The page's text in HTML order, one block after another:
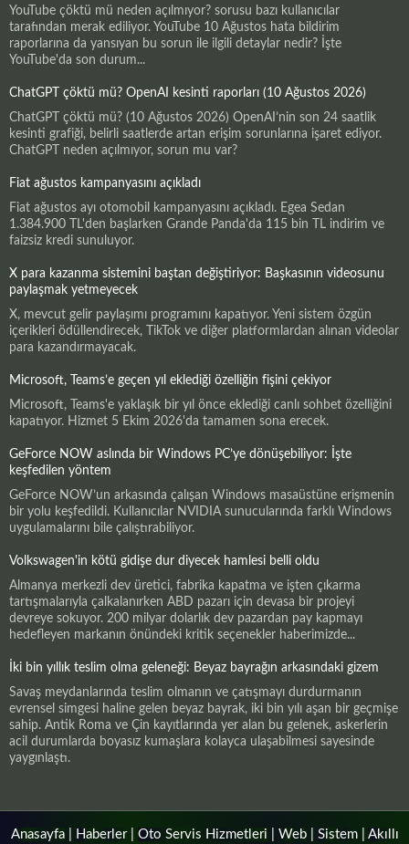
YouTube çöktü mü neden açılmıyor? sorusu bazı kullanıcılar
tarafından merak ediliyor. YouTube 10 Ağustos hata bildirim
raporlarına da yansıyan bu sorun ile ilgili detaylar nedir? İşte
YouTube'da son durum...
ChatGPT çöktü mü? OpenAI kesinti raporları (10 Ağustos 2026)
ChatGPT çöktü mü? (10 Ağustos 2026) OpenAI’nin son 24 saatlik
kesinti grafiği, belirli saatlerde artan erişim sorunlarına işaret ediyor.
ChatGPT neden açılmıyor, sorun mu var?
Fiat ağustos kampanyasını açıkladı
Fiat ağustos ayı otomobil kampanyasını açıkladı. Egea Sedan
1.384.900 TL'den başlarken Grande Panda'da 115 bin TL indirim ve
faizsiz kredi sunuluyor.
X para kazanma sistemini baştan değiştiriyor: Başkasının videosunu
paylaşmak yetmeyecek
X, mevcut gelir paylaşımı programını kapatıyor. Yeni sistem özgün
içerikleri ödüllendirecek, TikTok ve diğer platformlardan alınan videolar
para kazandırmayacak.
Microsoft, Teams’e geçen yıl eklediği özelliğin fişini çekiyor
Microsoft, Teams'e yaklaşık bir yıl önce eklediği canlı sohbet özelliğini
kapatıyor. Hizmet 5 Ekim 2026'da tamamen sona erecek.
GeForce NOW aslında bir Windows PC’ye dönüşebiliyor: İşte
keşfedilen yöntem
GeForce NOW’un arkasında çalışan Windows masaüstüne erişmenin
bir yolu keşfedildi. Kullanıcılar NVIDIA sunucularında farklı Windows
uygulamalarını bile çalıştırabiliyor.
Volkswagen'in kötü gidişe dur diyecek hamlesi belli oldu
Almanya merkezli dev üretici, fabrika kapatma ve işten çıkarma
tartışmalarıyla çalkalanırken ABD pazarı için devasa bir projeyi
devreye sokuyor. 200 milyar dolarlık dev pazardan pay kapmayı
hedefleyen markanın önündeki kritik seçenekler haberimizde...
İki bin yıllık teslim olma geleneği: Beyaz bayrağın arkasındaki gizem
Savaş meydanlarında teslim olmanın ve çatışmayı durdurmanın
evrensel simgesi haline gelen beyaz bayrak, iki bin yılı aşan bir geçmişe
sahip. Antik Roma ve Çin kayıtlarında yer alan bu gelenek, askerlerin
acil durumlarda boyasız kumaşlara kolayca ulaşabilmesi sayesinde
yaygınlaştı.
Anasayfa| Haberler| Oto Servis Hizmetleri Web| Sistem| Akıllı